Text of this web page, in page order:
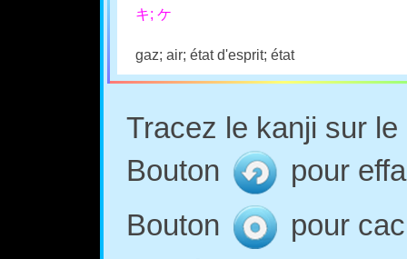
キ; ケ
gaz; air; état d'esprit; état
Tracez le kanji sur
Bouton
pour
Bouton
pour